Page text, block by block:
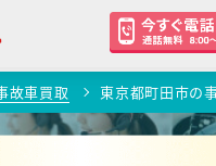
故車買取 東京都町田市の